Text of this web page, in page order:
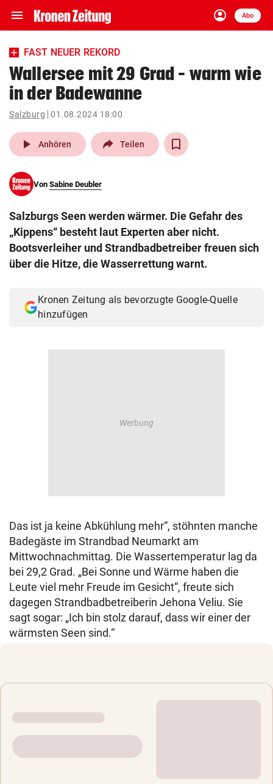
menu Navigation
ein-/ausklappen
account_circle
Anmelden
Abo
close Schließen
account_circle Anmelden
pin_drop
Wien arrow_right
search
eingeben
Muthgasse 2, 1190 Wien
FAST NEUER REKORD
Wallersee mit 29 Grad – warm wie
in der Badewanne
Salzburg 01.08.2024 18:00
play_arrow Anhören Teilen
Von Sabine Deubler
Salzburgs Seen werden wärmer. Die Gefahr des
„Kippens“ besteht laut Experten aber nicht.
Bootsverleiher und Strandbadbetreiber freuen sich
über die Hitze, die Wasserrettung warnt.
Kronen Zeitung als bevorzugte Google-Quelle
hinzufügen
Das ist ja keine Abkühlung mehr“, stöhnten manche
Badegäste im Strandbad Neumarkt am
Mittwochnachmittag. Die Wassertemperatur lag da
bei 29,2 Grad. „Bei Sonne und Wärme haben die
Leute viel mehr Freude im Gesicht“, freute sich
dagegen Strandbadbetreiberin Jehona Veliu. Sie
sagt sogar: „Ich bin stolz darauf, dass wir einer der
wärmsten Seen sind.“